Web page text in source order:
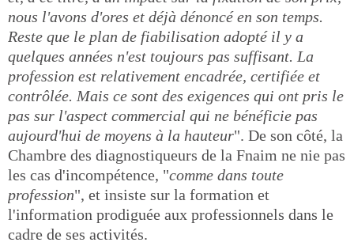
nous l'avons d'ores et déjà dénoncé en son temps.
Reste que le plan de fiabilisation adopté il y a
quelques années n'est toujours pas suffisant. La
profession est relativement encadrée, certifiée et
contrôlée. Mais ce sont des exigences qui ont pris le
pas sur l'aspect commercial qui ne bénéficie pas
aujourd'hui de moyens à la hauteur". De son côté, la
Chambre des diagnostiqueurs de la Fnaim ne nie pas
les cas d'incompétence, "comme dans toute
profession", et insiste sur la formation et
l'information prodiguée aux professionnels dans le
cadre de ses activités.